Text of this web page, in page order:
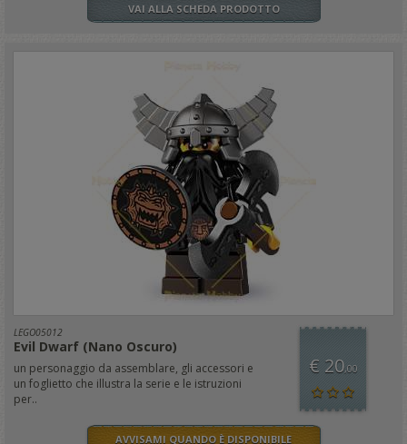
VAI ALLA SCHEDA PRODOTTO
LEGO05012
Evil Dwarf (Nano Oscuro)
un personaggio da assemblare, gli accessori e
un foglietto che illustra la serie e le istruzioni
per..
€ 20,00
AVVISAMI QUANDO È DISPONIBILE